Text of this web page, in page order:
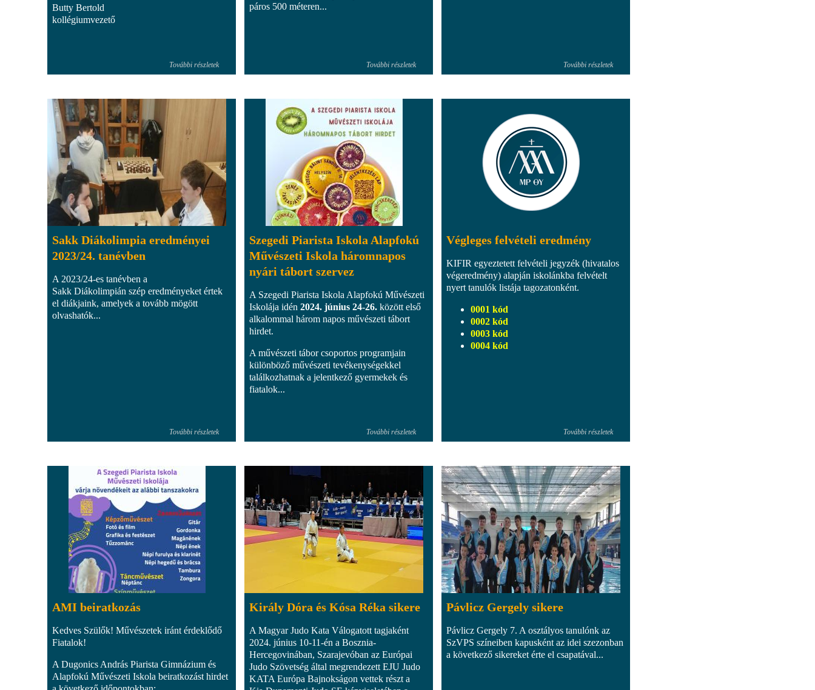
Butty Bertold
kollégiumvezető
További részletek
páros 500 méteren...
További részletek További részletek
Sakk Diákolimpia eredményei
2023/24. tanévben
A 2023/24-es tanévben a
Sakk Diákolimpián szép eredményeket értek
el diákjaink, amelyek a tovább mögött
olvashatók...
További részletek
Szegedi Piarista Iskola Alapfokú
Művészeti Iskola háromnapos
nyári tábort szervez
A Szegedi Piarista Iskola Alapfokú Művészeti
Iskolája idén 2024. június 24-26. között első
alkalommal három napos művészeti tábort
hirdet.
A művészeti tábor csoportos programjain
különböző művészeti tevékenységekkel
találkozhatnak a jelentkező gyermekek és
fiatalok...
További részletek
Végleges felvételi eredmény
KIFIR egyeztetett felvételi jegyzék (hivatalos
végeredmény) alapján iskolánkba felvételt
nyert tanulók listája tagozatonként.
0001 kód
0002 kód
0003 kód
0004 kód
További részletek
AMI beiratkozás
Kedves Szülők! Művészetek iránt érdeklődő
Fiatalok!
A Dugonics András Piarista Gimnázium és
Alapfokú Művészeti Iskola beiratkozást hirdet
Király Dóra és Kósa Réka sikere
A Magyar Judo Kata Válogatott tagjaként
2024. június 10-11-én a Bosznia-
Hercegovinában, Szarajevóban az Európai
Judo Szövetség által megrendezett EJU Judo
KATA Európa Bajnokságon vettek részt a
Pávlicz Gergely sikere
Pávlicz Gergely 7. A osztályos tanulónk az
SzVPS színeiben kapusként az idei szezonban
a következő sikereket érte el csapatával...